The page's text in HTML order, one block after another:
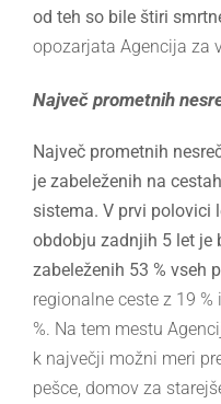
od teh so bile štiri
opozarjata Agencija za
Največ prometnih
Največ prometnih
je zabeleženih na
sistema. V prvi polovici
obdobju zadnjih 5 let je
zabeleženih 53 % vseh
regionalne ceste z 19
%. Na tem mestu
k največji možni meri
pešce, domov za